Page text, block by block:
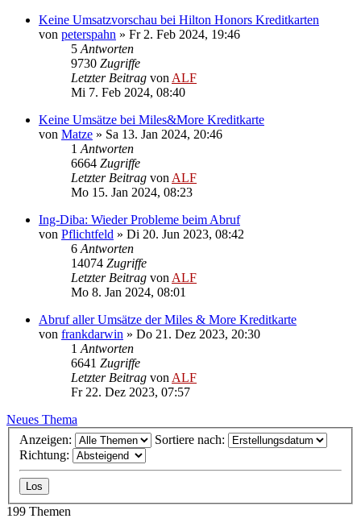
Keine Umsatzvorschau bei Hilton Honors Kreditkarten
von peterspahn » Fr 2. Feb 2024, 19:46
5 Antworten
9730 Zugriffe
Letzter Beitrag von ALF
Mi 7. Feb 2024, 08:40
Keine Umsätze bei Miles&More Kreditkarte
von Matze » Sa 13. Jan 2024, 20:46
1 Antworten
6664 Zugriffe
Letzter Beitrag von ALF
Mo 15. Jan 2024, 08:23
Ing-Diba: Wieder Probleme beim Abruf
von Pflichtfeld » Di 20. Jun 2023, 08:42
6 Antworten
14074 Zugriffe
Letzter Beitrag von ALF
Mo 8. Jan 2024, 08:01
Abruf aller Umsätze der Miles & More Kreditkarte
von frankdarwin » Do 21. Dez 2023, 20:30
1 Antworten
6641 Zugriffe
Letzter Beitrag von ALF
Fr 22. Dez 2023, 07:57
Neues Thema
Anzeigen:
Sortiere nach:
Richtung:
199 Themen